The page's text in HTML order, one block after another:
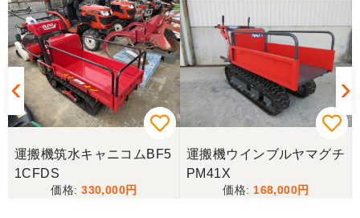
運搬機筑水キャニコムBF5
1CFDS
330,000
運搬機ウインブルヤマグチ
PM41X
168,000